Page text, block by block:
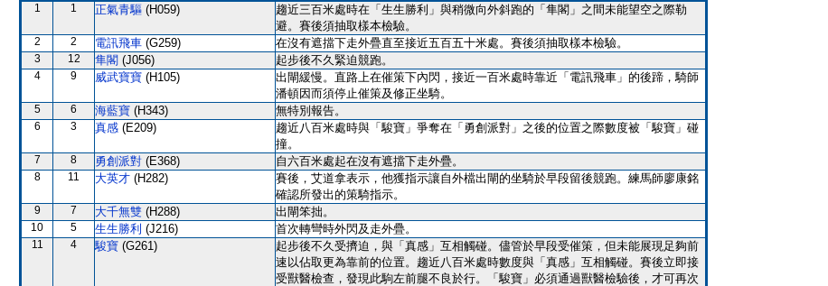
1 1 正氣青驅 (H059)
趨近三百米處時在「生生勝利」與稍微向外斜跑的「隼閣」之間未能望空之際勒
避。賽後須抽取樣本檢驗。
2 2 電訊飛車 (G259) 在沒有遮擋下走外疊直至接近五百五十米處。賽後須抽取樣本檢驗。
3 12 隼閣 (J056) 起步後不久緊迫競跑。
4 9 威武寶寶 (H105)
出閘緩慢。直路上在催策下內閃，接近一百米處時靠近「電訊飛車」的後蹄，騎師
潘頓因而須停止催策及修正坐騎。
5 6 海藍寶 (H343) 無特別報告。
6 3 真感 (E209)
趨近八百米處時與「駿寶」爭奪在「勇創派對」之後的位置之際數度被「駿寶」碰
撞。
7 8 勇創派對 (E368) 自六百米處起在沒有遮擋下走外疊。
8 11 大英才 (H282)
賽後，艾道拿表示，他獲指示讓自外檔出閘的坐騎於早段留後競跑。練馬師廖康銘
確認所發出的策騎指示。
9 7 大千無雙 (H288) 出閘笨拙。
10 5 生生勝利 (J216) 首次轉彎時外閃及走外疊。
11 4 駿寶 (G261)
起步後不久受擠迫，與「真感」互相觸碰。儘管於早段受催策，但未能展現足夠前
速以佔取更為靠前的位置。趨近八百米處時數度與「真感」互相觸碰。賽後立即接
受獸醫檢查，發現此駒左前腿不良於行。「駿寶」必須通過獸醫檢驗後，才可再次